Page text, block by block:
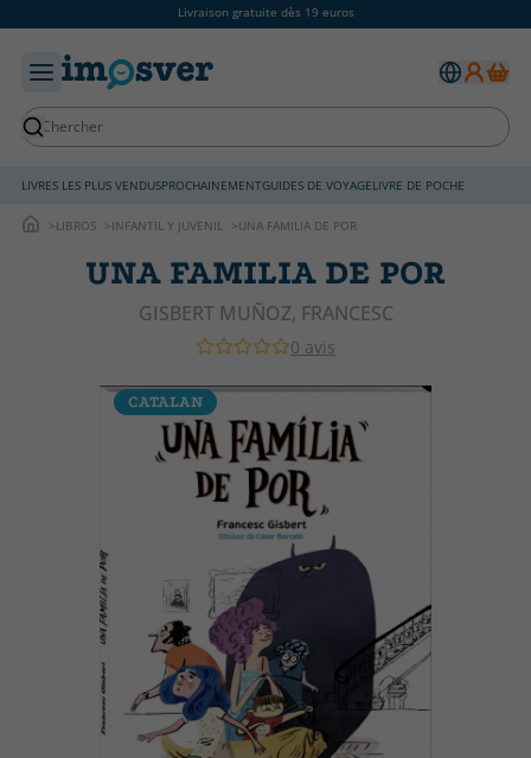
Livraison gratuite dès 19 euros
LIVRES LES PLUS VENDUSPROCHAINEMENTGUIDES DE VOYAGELIVRE DE POCHE
LIBROS INFANTIL Y JUVENIL UNA FAMILIA DE POR
UNA FAMILIA DE POR
GISBERT MUÑOZ, FRANCESC
0 avis
CATALAN